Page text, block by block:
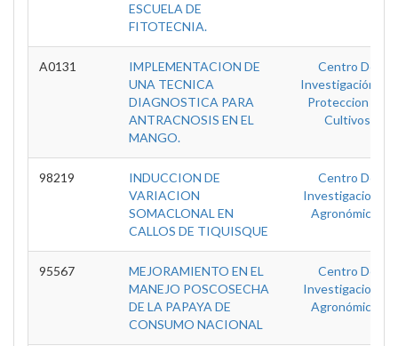
ESCUELA DE
FITOTECNIA.
A0131
IMPLEMENTACION DE
UNA TECNICA
DIAGNOSTICA PARA
ANTRACNOSIS EN EL
MANGO.
Centro De
Investigación De
Proteccion De
Cultivos
98219
INDUCCION DE
VARIACION
SOMACLONAL EN
CALLOS DE TIQUISQUE
Centro De
Investigaciones
Agronómicas
95567
MEJORAMIENTO EN EL
MANEJO POSCOSECHA
DE LA PAPAYA DE
CONSUMO NACIONAL
Centro De
Investigaciones
Agronómicas